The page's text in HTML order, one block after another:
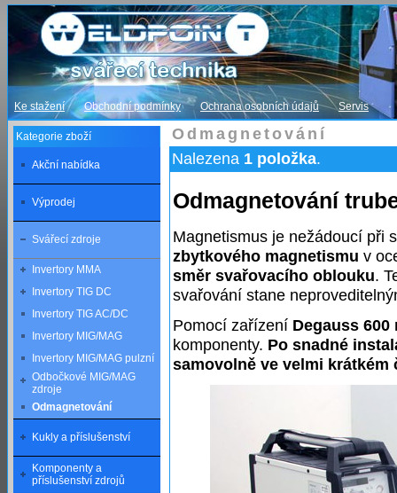
Odmagnetování
Ke stažení Obchodní podmínky Ochrana osobních údajů Servis
Nalezena 1 položka.
Odmagnetování
Magnetismus je nežádoucí při
zbytkového magnetismu v
směr svařovacího oblouku.
svařování stane
Pomocí zařízení Degauss
komponenty. Po snadné
samovolně ve velmi
Kategorie zboží
Akční nabídka
Výprodej
Svářecí zdroje
Invertory MMA
Invertory TIG DC
Invertory TIG AC/DC
Invertory MIG/MAG
Invertory MIG/MAG pulzní
Odbočkové MIG/MAG
zdroje
Odmagnetování
Kukly a příslušenství
Komponenty a
příslušenství zdrojů